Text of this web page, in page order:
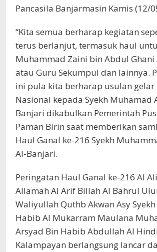
Pancasila Banjarmasin Kamis (12/
“Kita semua berharap kegiatan
terus berlanjut, termasuk haul
Muhammad Zaini bin Abdul Ghani
atau Guru Sekumpul dan lainnya.
ini pula kita berharap usulan gelar
Nasional kepada Syekh Muhamad
Banjari dikabulkan Pemerintah
Paman Birin saat memberikan
Haul Ganal ke-216 Syekh
Al-Banjari.
Peringatan Haul Ganal ke-216 Al
Allamah Al Arif Billah Al Bahrul
Waliyullah Quthb Akwan Asy
Habib Al Mukarram Maulana
Arsyad Bin Habib Abdullah Al
Kalampayan berlangsung lancar